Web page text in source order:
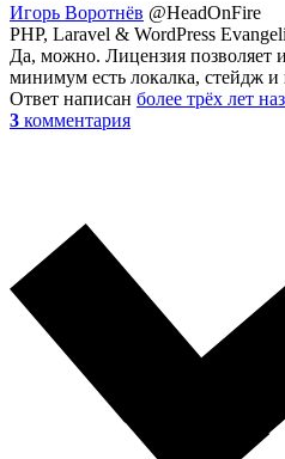
Игорь Воротнёв @HeadOnFire
PHP, Laravel & WordPress
Да, можно. Лицензия позволяет
минимум есть локалка, стейдж и
Ответ написан более трёх лет
3 комментария